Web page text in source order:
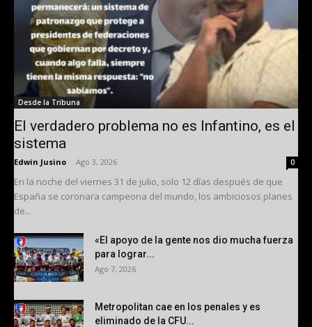
Desde la Tribuna
El verdadero problema no es Infantino, es el
sistema
Edwin Jusino Ago 3, 2026 0
En la noche del viernes 31 de julio, solo 12 días después de que
España se coronara campeona del mundo, los ambiciosos planes
de...
«El apoyo de la gente nos dio mucha fuerza
para lograr...
Ago 7, 2026
Metropolitan cae en los penales y es
eliminado de la CFU...